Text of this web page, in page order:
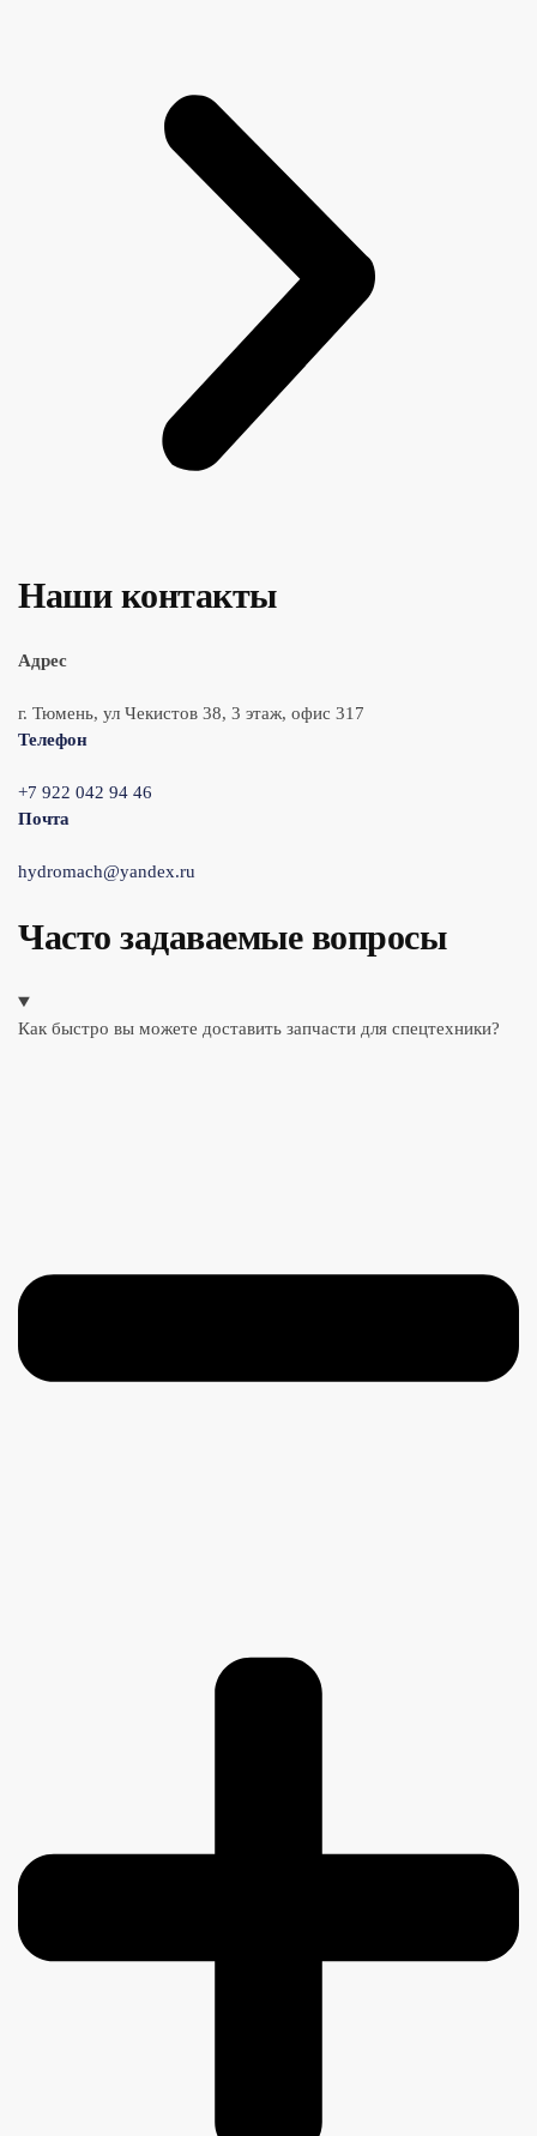
Наши контакты
Адрес
г. Тюмень, ул Чекистов 38, 3 этаж, офис 317
Телефон
+7 922 042 94 46
Почта
hydromach@yandex.ru
Часто задаваемые вопросы
Как быстро вы можете доставить запчасти для спецтехники?